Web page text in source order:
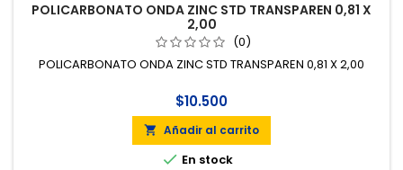
POLICARBONATO ONDA ZINC STD TRANSPAREN 0,81 X
2,00
(0)
POLICARBONATO ONDA ZINC STD TRANSPAREN 0,81 X 2,00
$10.500
 Añadir al carrito
 En stock